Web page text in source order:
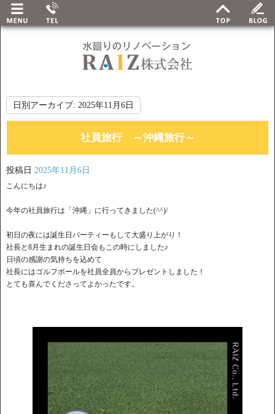
日別アーカイブ: 2025年11月6日
社員旅行 ～沖縄旅行～
投稿日 2025年11月6日
こんにちは♪
今年の社員旅行は「沖縄」に行ってきました(^^)/
初日の夜には誕生日パーティーもして大盛り上がり！
社長と8月生まれの誕生日会もこの時にしました♪
日頃の感謝の気持ちを込めて
社長にはゴルフボールを社員全員からプレゼントしました！
とても喜んでくださってよかったです。